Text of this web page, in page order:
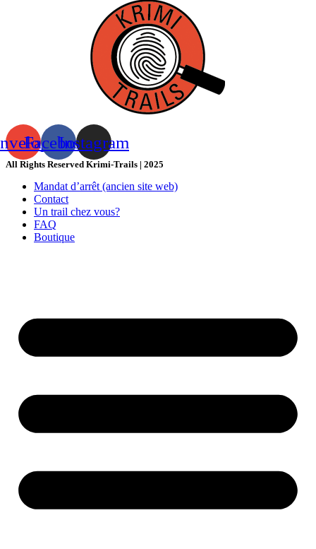
FacebookInstagram
All Rights Reserved Krimi-Trails | 2025
Mandat d’arrêt (ancien site web)
Contact
Un trail chez vous?
FAQ
Boutique